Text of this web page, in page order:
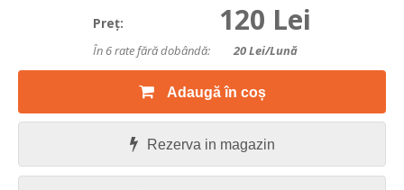
Preţ: 120 Lei
În 6 rate fără dobândă: 20Lei/lună
Adaugă în coș
Rezerva in magazin